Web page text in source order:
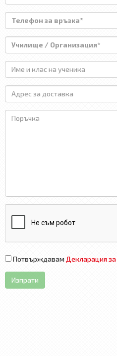
Потвърждавам Декларация за
Изпрати